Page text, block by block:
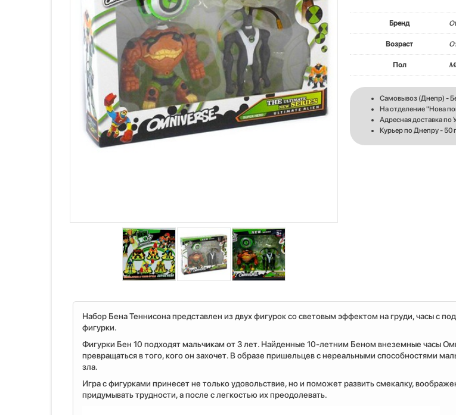
Бренд
Возраст
Пол
Самовывоз (Днепр) -
На отделение "Нова
Адресная доставка по
Курьер по Днепру - 50
Набор Бена Теннисона представлен из двух фигурок со световым эффектом на груди, часы с
фигурки.
Фигурки Бен 10 подходят мальчикам от 3 лет. Найденные 10-летним Беном внеземные часы
превращаться в того, кого он захочет. В образе пришельцев с нереальными способностями
зла.
Игра с фигурками принесет не только удовольствие, но и поможет развить смекалку,
придумывать трудности, а после с легкостью их преодолевать.